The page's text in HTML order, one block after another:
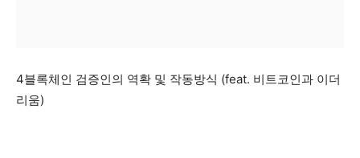
4블록체인 검증인의 역확 및 작동방식 (feat. 비트코인과 이더
리움)